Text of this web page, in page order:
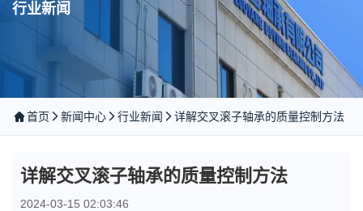
行业新闻
首页 新闻中心 行业新闻 详解交叉滚子轴承的质量控制方法
详解交叉滚子轴承的质量控制方法
2024-03-15 02:03:46